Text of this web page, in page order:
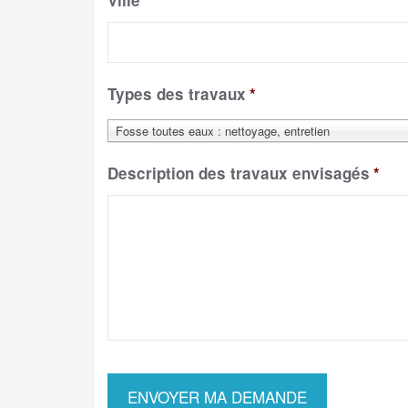
Types des travaux *
Fosse toutes eaux : nettoyage, entretien
Description des travaux envisagés *